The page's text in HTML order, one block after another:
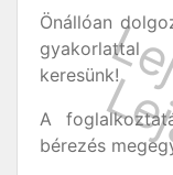
Önállóan
keresünk!
A
bérezés